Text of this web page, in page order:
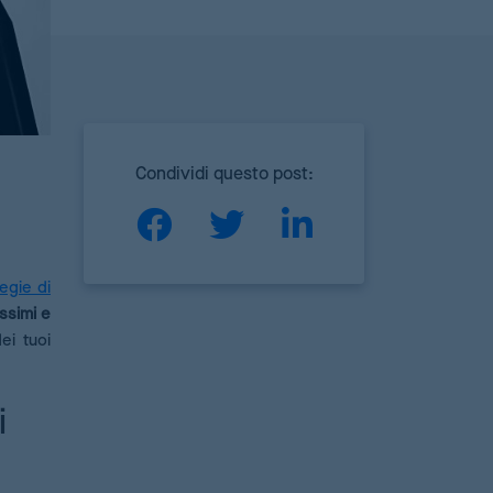
di
e
tuoi
Condividi questo post: